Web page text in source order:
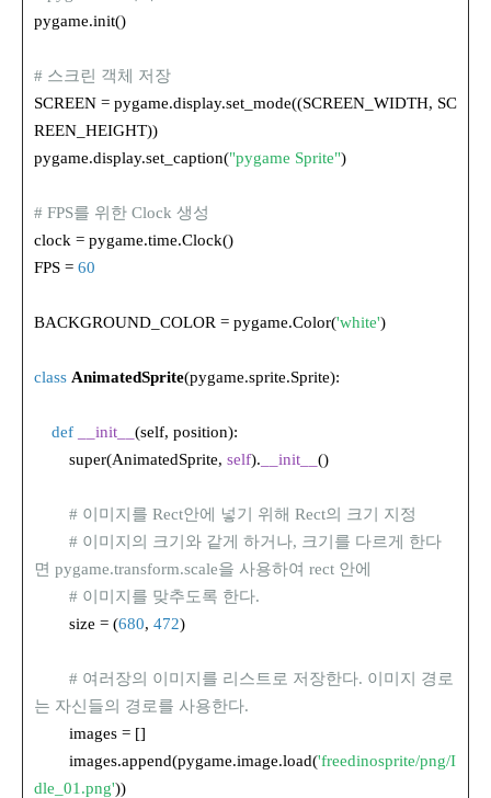
pygame.init()
# 스크린 객체 저장
SCREEN = pygame.display.set_mode((SCREEN_WIDTH, SC
REEN_HEIGHT))
pygame.display.set_caption("pygame Sprite")
# FPS를 위한 Clock 생성
clock = pygame.time.Clock()
FPS = 60
BACKGROUND_COLOR = pygame.Color('white')
class AnimatedSprite(pygame.sprite.Sprite):
def __init__ (self, position):
super(AnimatedSprite, self). __init__ ()
# 이미지를 Rect안에 넣기 위해 Rect의 크기 지정
# 이미지의 크기와 같게 하거나, 크기를 다르게 한다
면 pygame.transform.scale을 사용하여 rect 안에
# 이미지를 맞추도록 한다.
size = (680, 472)
# 여러장의 이미지를 리스트로 저장한다. 이미지 경로
는 자신들의 경로를 사용한다.
images = []
images.append(pygame.image.load('freedinosprite/png/I
dle_01.png'))